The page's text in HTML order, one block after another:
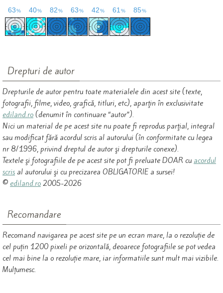
Drepturi de autor
Drepturile de autor pentru toate materialele din acest site (texte,
fotografii, filme, video, grafică, titluri, etc), aparţin în exclusivitate
ediland.ro (denumit în continuare “autor”).
Nici un material de pe acest site nu poate fi reprodus parţial, integral
sau modificat fără acordul scris al autorului (în conformitate cu legea
nr 8/1996, privind dreptul de autor şi drepturile conexe).
Textele şi fotografiile de pe acest site pot fi preluate DOAR cu acordul
scris al autorului şi cu precizarea OBLIGATORIE a sursei!
© ediland.ro 2005-2026
Recomandare
Recomand navigarea pe acest site pe un ecran mare, la o rezoluție de
cel puțin 1200 pixeli pe orizontală, deoarece fotografiile se pot vedea
cel mai bine la o rezoluție mare, iar informatiile sunt mult mai vizibile.
Mulțumesc.